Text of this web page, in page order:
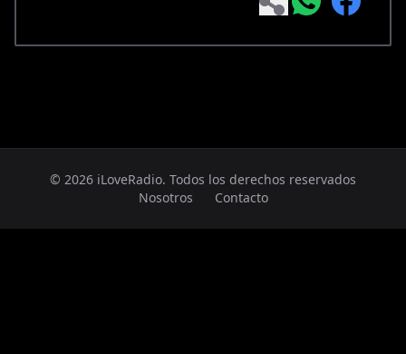
© 2026 iLoveRadio. Todos los derechos reservados
Nosotros
Contacto